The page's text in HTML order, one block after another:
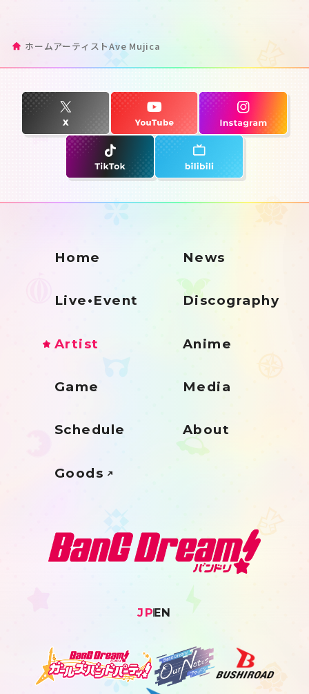
ホームアーティストAve Mujica
Home News
Live•Event Discography
Artist Anime
Game Media
Schedule About
Goods
JPEN